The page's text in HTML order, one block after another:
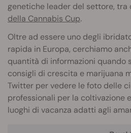
genetiche leader del settore, tra
della Cannabis Cup.
Oltre ad essere uno degli
rapida in Europa, cerchiamo
quantità di informazioni quando
consigli di crescita e marijuana
Twitter per vedere le foto delle
professionali per la coltivazione
luoghi di vacanza adatti agli